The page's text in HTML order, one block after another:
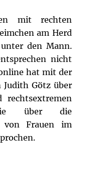
mit rechten
am Herd
den Mann.
nicht
hat mit der
Götz über
rechtsextremen
über die
von Frauen im